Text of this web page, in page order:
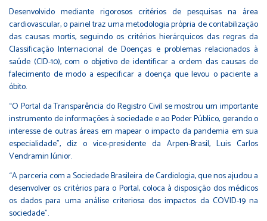
Desenvolvido mediante rigorosos critérios de pesquisas na área
cardiovascular, o painel traz uma metodologia própria de contabilização
das causas mortis, seguindo os critérios hierárquicos das regras da
Classificação Internacional de Doenças e problemas relacionados à
saúde (CID-10), com o objetivo de identificar a ordem das causas de
falecimento de modo a especificar a doença que levou o paciente a
óbito.
“O Portal da Transparência do Registro Civil se mostrou um importante
instrumento de informações à sociedade e ao Poder Público, gerando o
interesse de outras áreas em mapear o impacto da pandemia em sua
especialidade”, diz o vice-presidente da Arpen-Brasil, Luis Carlos
Vendramin Júnior.
“A parceria com a Sociedade Brasileira de Cardiologia, que nos ajudou a
desenvolver os critérios para o Portal, coloca à disposição dos médicos
os dados para uma análise criteriosa dos impactos da COVID-19 na
sociedade”.